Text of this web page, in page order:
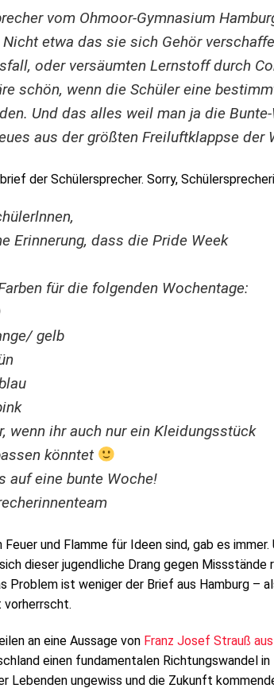
vom Ohmoor-Gymnasium
Nicht etwa das sie sich Gehör
oder versäumten Lernstoff durch
schön, wenn die Schüler eine
Und das alles weil man ja die
aus der größten Freiluftklappse der
der Schülersprecher. Sorry,
Erinnerung, dass die Pride Week
für die folgenden Wochentage:
gelb
wenn ihr auch nur ein Kleidungsstück
könntet
auf eine bunte Woche!
Feuer und Flamme für Ideen sind, gab es
dieser jugendliche Drang gegen
Problem ist weniger der Brief aus Hamburg –
vorherrscht.
an eine Aussage von Franz Josef Strauß
einen fundamentalen Richtungswandel
Lebenden ungewiss und die Zukunft